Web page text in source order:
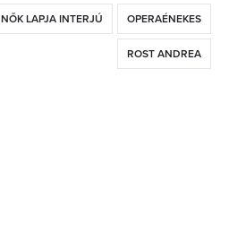
NŐK LAPJA INTERJÚ OPERAÉNEKES
ROST ANDREA